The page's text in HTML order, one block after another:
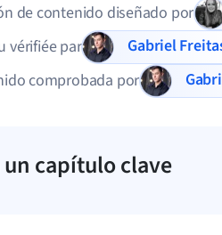
de contenido diseñado por
vérifiée par
Gabriel
comprobada por
un capítulo clave